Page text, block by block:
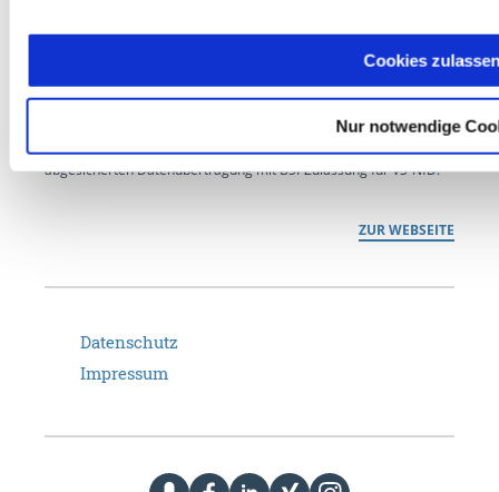
Cookies zulassen
Nur notwendige
schaffen wir zeitgemäße Remote-Access-Lösungen für unsere
abgesicherten Datenübertragung mit BSI-Zulassung für VS-NfD.
ZUR WEBSEITE
Datenschutz
Impressum